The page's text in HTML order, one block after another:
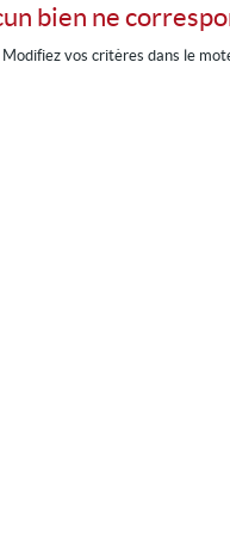
bien ne
Modifiez vos critères dans le